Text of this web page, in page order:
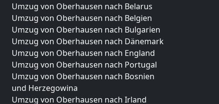
Umzug von Oberhausen nach Belarus
Umzug von Oberhausen nach Belgien
Umzug von Oberhausen nach Bulgarien
Umzug von Oberhausen nach Dänemark
Umzug von Oberhausen nach England
Umzug von Oberhausen nach Portugal
Umzug von Oberhausen nach Bosnien
und Herzegowina
Umzug von Oberhausen nach Irland